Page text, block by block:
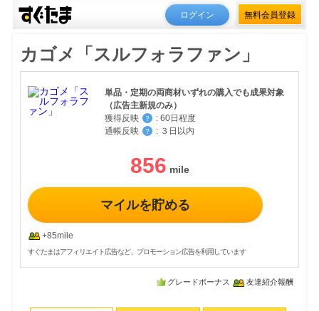
ログイン 無料会員登録
カゴメ「スルフォラファン」
単品・定期の両商材いずれの購入でも成果対象
（広告主新規のみ）
獲得反映
？ : 60日程度
通帳反映
？ : ３日以内
856
マイルを貯める
+85mile
すぐたまはアフィリエイト広告など、プロモーション広告を利用しています
グレードボーナス 友達紹介報酬